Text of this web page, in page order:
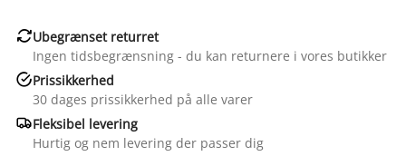
Ubegrænset returret
Ingen tidsbegrænsning - du kan returnere i vores butikker
Prissikkerhed
30 dages prissikkerhed på alle varer
Fleksibel levering
Hurtig og nem levering der passer dig